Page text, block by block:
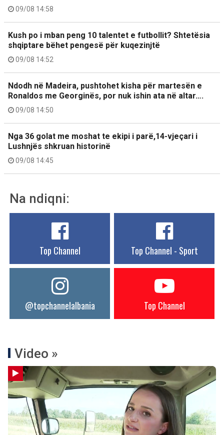
09/08 14:58
Kush po i mban peng 10 talentet e futbollit? Shtetësia
shqiptare bëhet pengesë për kuqezinjtë
09/08 14:52
Ndodh në Madeira, pushtohet kisha për martesën e
Ronaldos me Georginës, por nuk ishin ata në altar….
09/08 14:50
Nga 36 golat me moshat te ekipi i parë,14-vjeçari i
Lushnjës shkruan historinë
09/08 14:45
Na ndiqni:
Top Channel Top Channel - Sport
@topchannelalbania Top Channel
Video »